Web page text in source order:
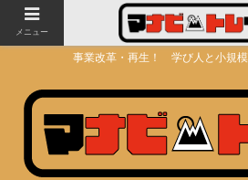
事業改革・再生！ 学び人と小規
メニュー